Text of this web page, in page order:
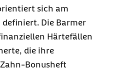
sich am
Die Barmer
Härtefällen
die ihre
Bonusheft